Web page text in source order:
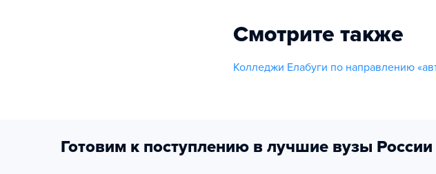
Смотрите также
Колледжи Елабуги по направлению
Готовим к поступлению в лучшие вузы России